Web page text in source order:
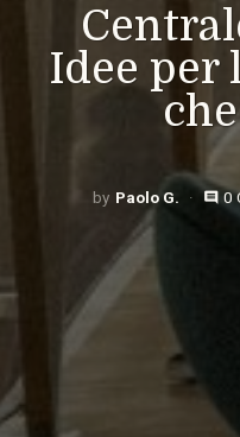
Idee per
Paolo G. comment 0